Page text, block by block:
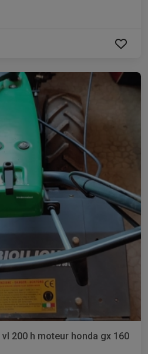
200 h moteur honda gx 160